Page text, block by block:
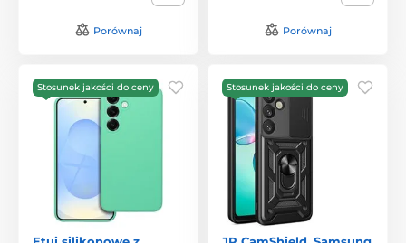
Porównaj Porównaj
Stosunek jakości do ceny Stosunek jakości do ceny